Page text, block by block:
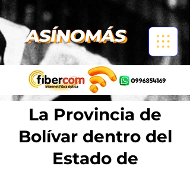
La Provincia de
Bolívar dentro del
Estado de